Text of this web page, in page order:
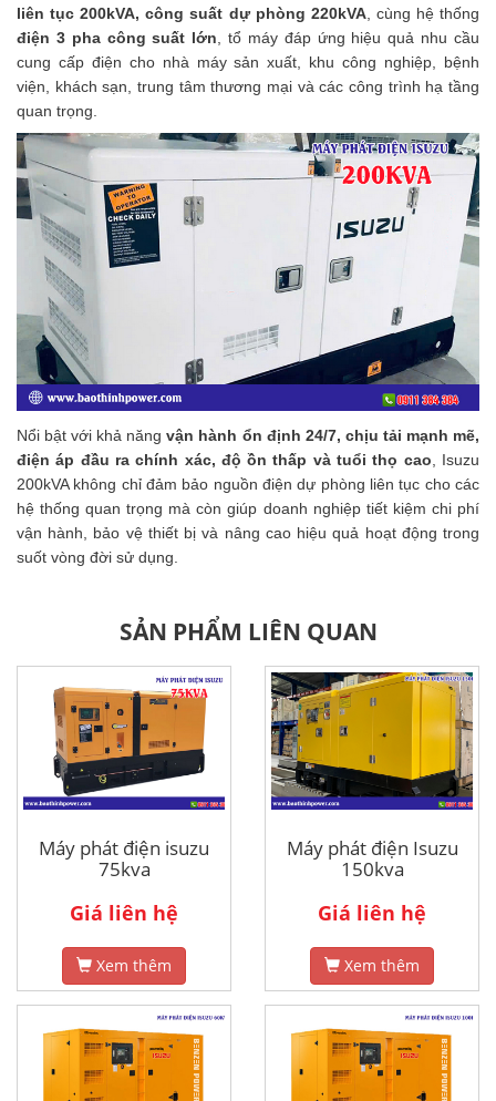
liên tục 200kVA, công suất dự phòng 220kVA, cùng hệ thống
điện 3 pha công suất lớn, tổ máy đáp ứng hiệu quả nhu cầu
cung cấp điện cho nhà máy sản xuất, khu công nghiệp, bệnh
viện, khách sạn, trung tâm thương mại và các công trình hạ tầng
quan trọng.
Nổi bật với khả năngvận hành ổn định 24/7, chịu tải mạnh mẽ,
điện áp đầu ra chính xác, độ ồn thấp và tuổi thọ cao, Isuzu
200kVA không chỉ đảm bảo nguồn điện dự phòng liên tục cho các
hệ thống quan trọng mà còn giúp doanh nghiệp tiết kiệm chi phí
vận hành, bảo vệ thiết bị và nâng cao hiệu quả hoạt động trong
suốt vòng đời sử dụng.
SẢN PHẨM LIÊN QUAN
Máy phát điện isuzu
75kva
Giá liên hệ
Xem thêm
Máy phát điện Isuzu
150kva
Giá liên hệ
Xem thêm